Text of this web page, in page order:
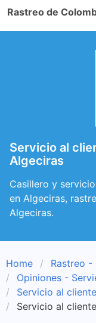
Rastreo de
Servicio al
Algeciras
Casillero y
en Algeciras,
Algeciras.
Home
Rastreo -
Opiniones -
Servicio al
Servicio al